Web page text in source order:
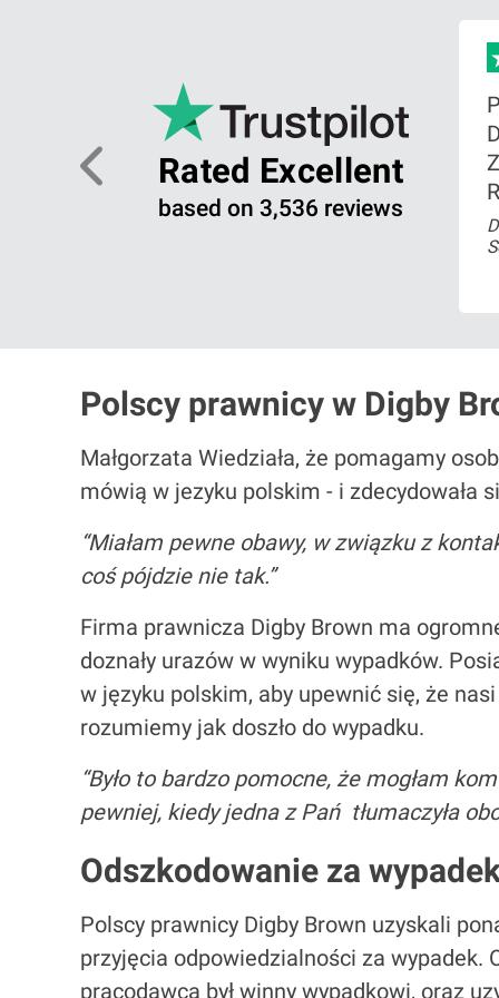
Rated Excellent
based on 3,536 reviews
Polscy prawnicy w Digby
Małgorzata Wiedziała, że pomagamy
mówią w jezyku polskim - i zdecydowała
“Miałam pewne obawy, w związku z
coś pójdzie nie tak.”
Firma prawnicza Digby Brown ma
doznały urazów w wyniku wypadków.
w języku polskim, aby upewnić się, że
rozumiemy jak doszło do wypadku.
“Było to bardzo pomocne, że mogłam
pewniej, kiedy jedna z Pań tłumaczyła
Odszkodowanie za
Polscy prawnicy Digby Brown uzyskali
przyjęcia odpowiedzialności za wypadek.
pracodawca był winny wypadkowi, oraz